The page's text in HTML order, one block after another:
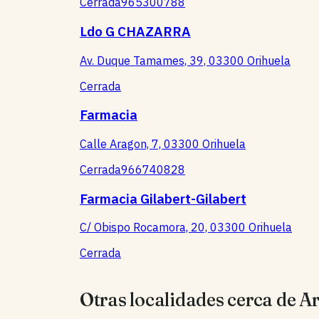
Ldo G CHAZARRA
Av. Duque Tamames, 39, 03300 Orihuela
Cerrada
Farmacia
Calle Aragon, 7, 03300 Orihuela
Cerrada966740828
Farmacia Gilabert-Gilabert
C/ Obispo Rocamora, 20, 03300 Orihuela
Cerrada
Otras localidades cerca de